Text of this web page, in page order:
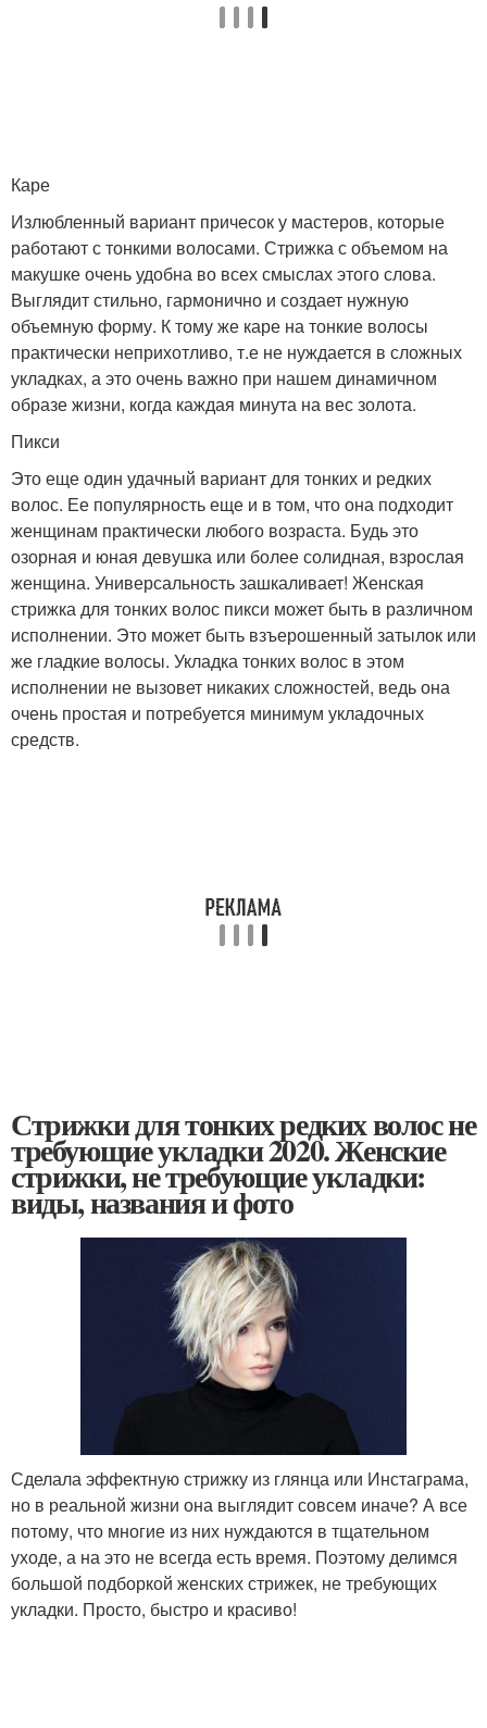
Каре
Излюбленный вариант причесок у мастеров, которые
работают с тонкими волосами. Стрижка с объемом на
макушке очень удобна во всех смыслах этого слова.
Выглядит стильно, гармонично и создает нужную
объемную форму. К тому же каре на тонкие волосы
практически неприхотливо, т.е не нуждается в сложных
укладках, а это очень важно при нашем динамичном
образе жизни, когда каждая минута на вес золота.
Пикси
Это еще один удачный вариант для тонких и редких
волос. Ее популярность еще и в том, что она подходит
женщинам практически любого возраста. Будь это
озорная и юная девушка или более солидная, взрослая
женщина. Универсальность зашкаливает! Женская
стрижка для тонких волос пикси может быть в различном
исполнении. Это может быть взъерошенный затылок или
же гладкие волосы. Укладка тонких волос в этом
исполнении не вызовет никаких сложностей, ведь она
очень простая и потребуется минимум укладочных
средств.
Стрижки для тонких редких волос не
требующие укладки 2020. Женские
стрижки, не требующие укладки:
виды, названия и фото
Сделала эффектную стрижку из глянца или Инстаграма,
но в реальной жизни она выглядит совсем иначе? А все
потому, что многие из них нуждаются в тщательном
уходе, а на это не всегда есть время. Поэтому делимся
большой подборкой женских стрижек, не требующих
укладки. Просто, быстро и красиво!